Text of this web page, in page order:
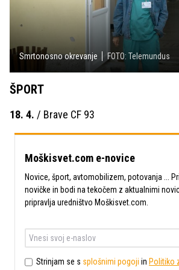
Smrtonosno okrevanje FOTO: Telemundus
ŠPORT
18. 4. / Brave CF 93
Moškisvet.com e-novice
Novice, šport, avtomobilizem, potovanja ...
novičke in bodi na tekočem z aktualnimi
pripravlja uredništvo Moškisvet.com.
Strinjam se s splošnimi pogoji in Politiko